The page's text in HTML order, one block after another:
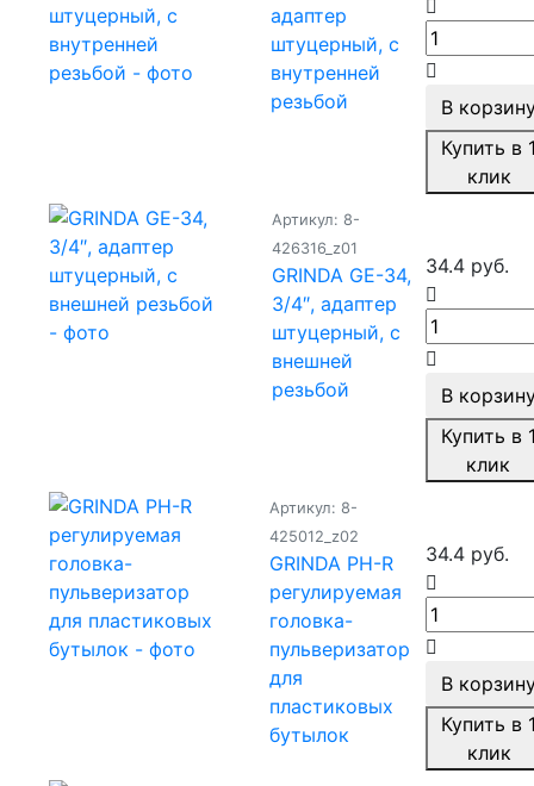
адаптер
штуцерный, с
внутренней
резьбой
В
Купить в
клик
Артикул: 8-
426316_z01
GRINDA GE-34,
3/4″, адаптер
штуцерный, с
внешней
резьбой
34.4 руб.
В
Купить в
клик
Артикул: 8-
425012_z02
GRINDA PH-R
регулируемая
головка-
пульверизатор
для
пластиковых
бутылок
34.4 руб.
В
Купить в
клик